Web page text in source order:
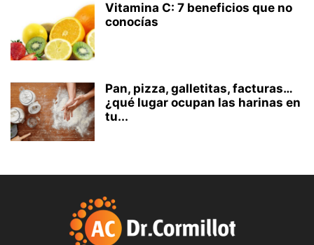
Vitamina C: 7 beneficios que no
conocías
Pan, pizza, galletitas, facturas…
¿qué lugar ocupan las harinas en
tu...